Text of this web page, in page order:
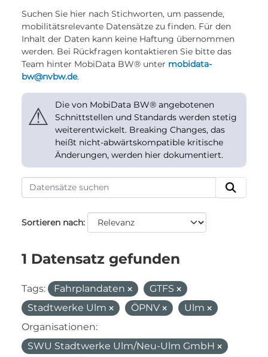
Suchen Sie hier nach Stichworten, um passende,
mobilitätsrelevante Datensätze zu finden. Für den
Inhalt der Daten kann keine Haftung übernommen
werden. Bei Rückfragen kontaktieren Sie bitte das
Team hinter MobiData BW® unter mobidata-
bw@nvbw.de.
⚠
Die von MobiData BW® angebotenen
Schnittstellen und Standards werden stetig
weiterentwickelt. Breaking Changes, das
heißt nicht-abwärtskompatible kritische
Änderungen, werden hier dokumentiert.
Sortieren nach
1 Datensatz gefunden
Tags: Fahrplandaten
GTFS
Stadtwerke Ulm
ÖPNV
Ulm
Organisationen:
SWU Stadtwerke Ulm/Neu-Ulm GmbH